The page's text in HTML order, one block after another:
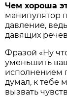
Чем хороша
манипулятор
давление,
давящих
Фразой «Ну
уменьшить
исполнением
думал, к тебе
вызвать